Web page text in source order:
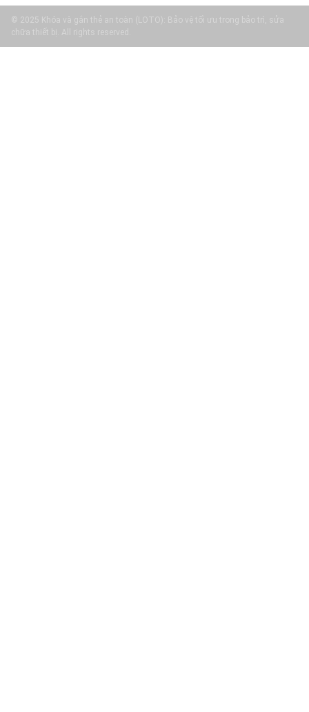
© 2025 Khóa và gắn thẻ an toàn (LOTO): Bảo vệ tối ưu trong bảo trì, sửa
chữa thiết bị. All rights reserved.